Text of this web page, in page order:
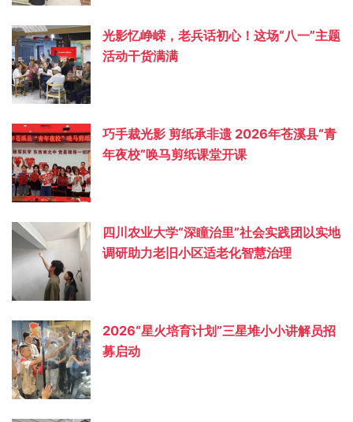
光影忆峥嵘，老兵话初心！这场“八一”主题
活动干货满满
巧手裁光影 剪纸承非遗 2026年苍溪县“青
年夜校”唤马剪纸课堂开课
四川农业大学“深瞳治里”社会实践团以实地
调研助力老旧小区适老化智慧治理
2026“星火培育计划”三星堆小小讲解员招
募启动